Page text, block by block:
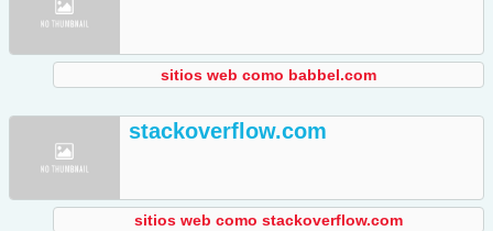
sitios web como babbel.com
stackoverflow.com
sitios web como stackoverflow.com